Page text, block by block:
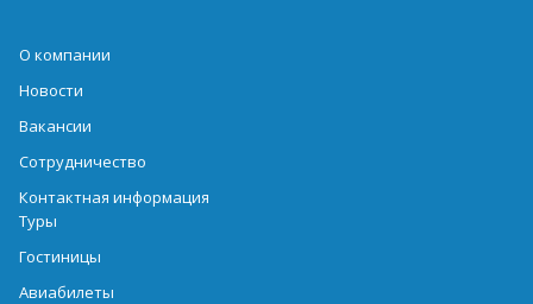
О компании
Новости
Вакансии
Сотрудничество
Контактная информация
Туры
Гостиницы
Авиабилеты